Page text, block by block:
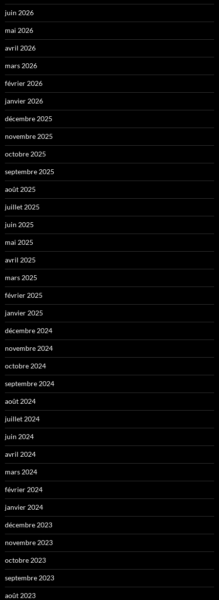
juin 2026
mai 2026
avril 2026
mars 2026
février 2026
janvier 2026
décembre 2025
novembre 2025
octobre 2025
septembre 2025
août 2025
juillet 2025
juin 2025
mai 2025
avril 2025
mars 2025
février 2025
janvier 2025
décembre 2024
novembre 2024
octobre 2024
septembre 2024
août 2024
juillet 2024
juin 2024
avril 2024
mars 2024
février 2024
janvier 2024
décembre 2023
novembre 2023
octobre 2023
septembre 2023
août 2023